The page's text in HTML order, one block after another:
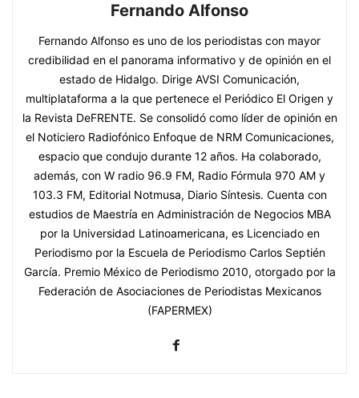
Fernando Alfonso
Fernando Alfonso es uno de los periodistas con mayor
credibilidad en el panorama informativo y de opinión en el
estado de Hidalgo. Dirige AVSI Comunicación,
multiplataforma a la que pertenece el Periódico El Origen y
la Revista DeFRENTE. Se consolidó como líder de opinión en
el Noticiero Radiofónico Enfoque de NRM Comunicaciones,
espacio que condujo durante 12 años. Ha colaborado,
además, con W radio 96.9 FM, Radio Fórmula 970 AM y
103.3 FM, Editorial Notmusa, Diario Síntesis. Cuenta con
estudios de Maestría en Administración de Negocios MBA
por la Universidad Latinoamericana, es Licenciado en
Periodismo por la Escuela de Periodismo Carlos Septién
García. Premio México de Periodismo 2010, otorgado por la
Federación de Asociaciones de Periodistas Mexicanos
(FAPERMEX)